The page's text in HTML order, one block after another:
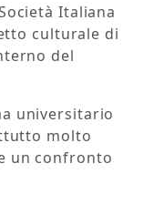
Italiana
culturale di
del
universitario
molto
un confronto